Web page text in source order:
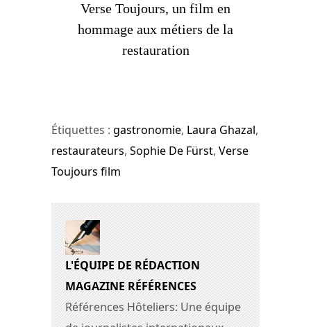
Verse Toujours, un film en
hommage aux métiers de la
restauration
Étiquettes : gastronomie, Laura Ghazal,
restaurateurs, Sophie De Fürst, Verse
Toujours film
L'ÉQUIPE DE RÉDACTION
MAGAZINE RÉFÉRENCES
Références Hôteliers: Une équipe